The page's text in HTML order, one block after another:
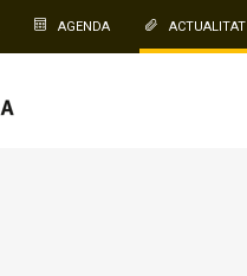
AGENDA ACTUALITAT